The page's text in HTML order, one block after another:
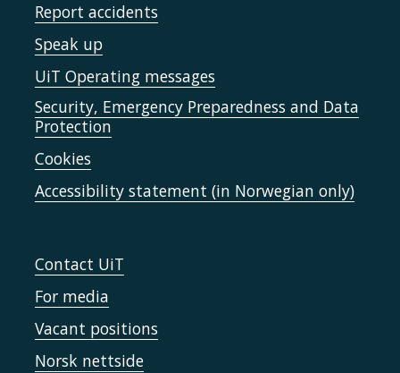
Report accidents
Speak up
UiT Operating messages
Security, Emergency Preparedness and Data
Protection
Cookies
Accessibility statement (in Norwegian only)
Contact UiT
For media
Vacant positions
Norsk nettside